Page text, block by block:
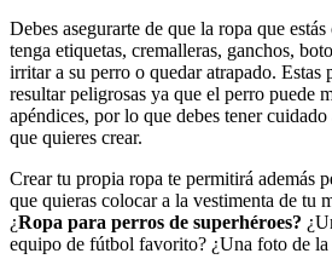
Debes asegurarte de que la ropa que
tenga etiquetas, cremalleras, ganchos,
irritar a su perro o quedar atrapado. Estas
resultar peligrosas ya que el perro puede
apéndices, por lo que debes tener
que quieres crear.
Crear tu propia ropa te permitirá además
que quieras colocar a la vestimenta de tu
¿Ropa para perros de superhéroes?
equipo de fútbol favorito? ¿Una foto de